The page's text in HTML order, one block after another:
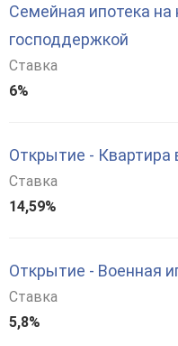
Семейная ипотека на
господдержкой
Ставка
6%
Открытие - Квартира
Ставка
14,59%
Открытие - Военная
Ставка
5,8%